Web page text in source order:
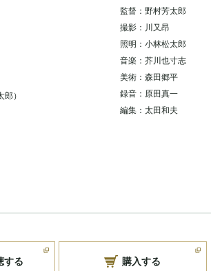
）
）
監督：野村芳太郎
撮影：川又昂
照明：小林松太郎
音楽：芥川也寸志
美術：森田郷平
録音：原田真一
編集：太田和夫
する 購入する